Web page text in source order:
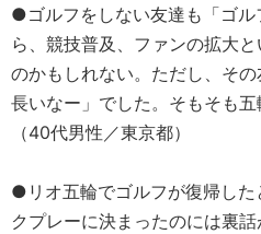
●ゴルフをしない友達も「ゴ
ら、競技普及、ファンの拡大
のかもしれない。ただし、そ
長いなー」でした。そもそも五
（40代男性／東京都）
●リオ五輪でゴルフが復帰した
クプレーに決まったのには裏